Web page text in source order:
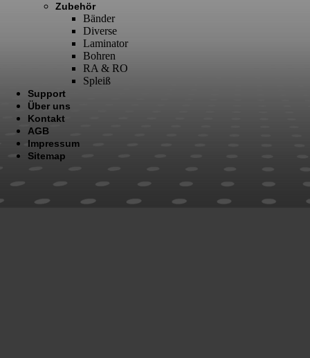
Zubehör
Bänder
Diverse
Laminator
Bohren
RA & RO
Spleiß
Support
Über uns
Kontakt
AGB
Impressum
Sitemap